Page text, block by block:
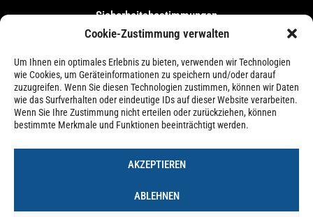
Cookie-Zustimmung verwalten
Um Ihnen ein optimales Erlebnis zu bieten, verwenden wir Technologien
wie Cookies, um Geräteinformationen zu speichern und/oder darauf
zuzugreifen. Wenn Sie diesen Technologien zustimmen, können wir Daten
wie das Surfverhalten oder eindeutige IDs auf dieser Website verarbeiten.
Wenn Sie Ihre Zustimmung nicht erteilen oder zurückziehen, können
bestimmte Merkmale und Funktionen beeinträchtigt werden.
AKZEPTIEREN
ABLEHNEN
Sicherheitsbestimmungen
Messebestimmungen